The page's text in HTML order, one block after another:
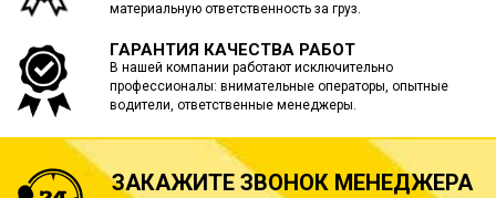
материальную ответственность за груз.
ГАРАНТИЯ КАЧЕСТВА РАБОТ
В нашей компании работают исключительно
профессионалы: внимательные операторы, опытные
водители, ответственные менеджеры.
ЗАКАЖИТЕ ЗВОНОК МЕНЕДЖЕРА